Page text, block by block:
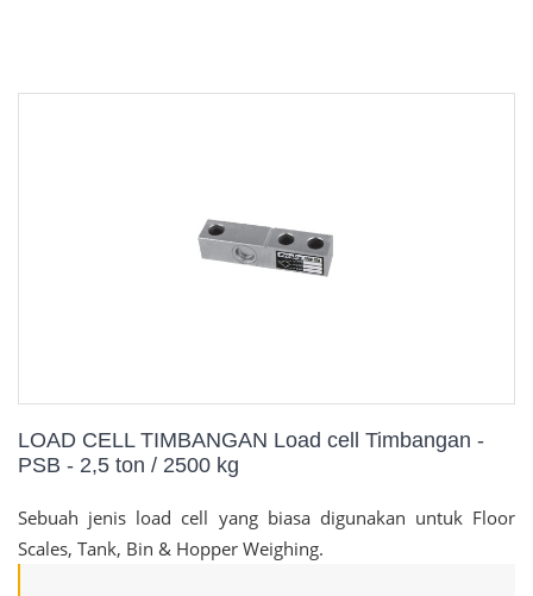
LOAD CELL TIMBANGAN Load cell Timbangan -
PSB - 2,5 ton / 2500 kg
Sebuah jenis load cell yang biasa digunakan untuk Floor
Scales, Tank, Bin & Hopper Weighing.